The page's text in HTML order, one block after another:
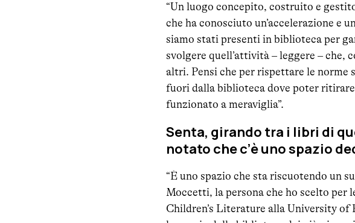
“Un luogo concepito, costruito e
che ha conosciuto un’accelerazione e
siamo stati presenti in biblioteca per
svolgere quell’attività – leggere – che,
altri. Pensi che per rispettare le norme
fuori dalla biblioteca dove poter
funzionato a meraviglia”.
Senta, girando tra i libri di
notato che c’è uno spazio
“È uno spazio che sta riscuotendo un
Moccetti, la persona che ho scelto per
Children’s Literature alla University of